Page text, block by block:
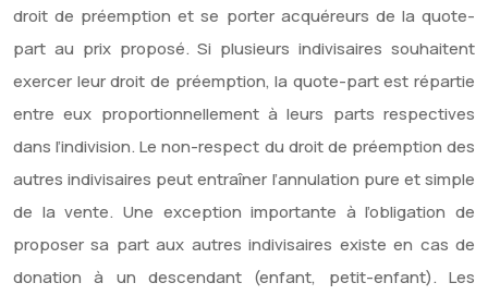
droit de préemption et se porter acquéreurs de la quote-
part au prix proposé. Si plusieurs indivisaires souhaitent
exercer leur droit de préemption, la quote-part est répartie
entre eux proportionnellement à leurs parts respectives
dans l’indivision. Le non-respect du droit de préemption des
autres indivisaires peut entraîner l’annulation pure et simple
de la vente. Une exception importante à l’obligation de
proposer sa part aux autres indivisaires existe en cas de
donation à un descendant (enfant, petit-enfant). Les